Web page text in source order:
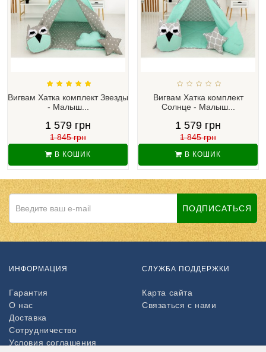
Вигвам Хатка комплект Звезды
- Малыш...
1 579 грн
1 845 грн
В КОШИК
Вигвам Хатка комплект
Солнце - Малыш...
1 579 грн
1 845 грн
В КОШИК
ПОДПИСАТЬСЯ
ИНФОРМАЦИЯ
Гарантия
О нас
Доставка
Сотрудничество
Условия соглашения
СЛУЖБА ПОДДЕРЖКИ
Карта сайта
Связаться с нами